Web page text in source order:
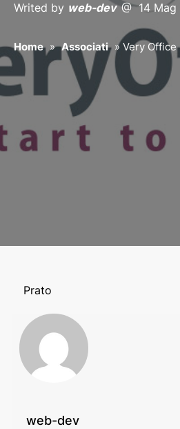
Writed by web-dev@ 14
Home » Associati » Very Office
Prato
web-dev